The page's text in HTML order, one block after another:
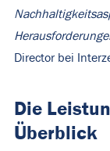
Director bei
Die
Überblick